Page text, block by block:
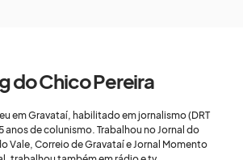
do Chico Pereira
em Gravataí, habilitado em jornalismo (DRT
anos de colunismo. Trabalhou no Jornal do
Vale, Correio de Gravataí e Jornal Momento